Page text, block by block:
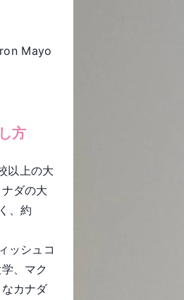
Mayo
方
以上の大
ダの大
、約
ッシュコ
、マク
カナダ